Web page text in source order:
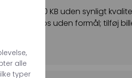
under 150 KB uden synligt
arkivfotos uden formål; tilføj
alle
typer